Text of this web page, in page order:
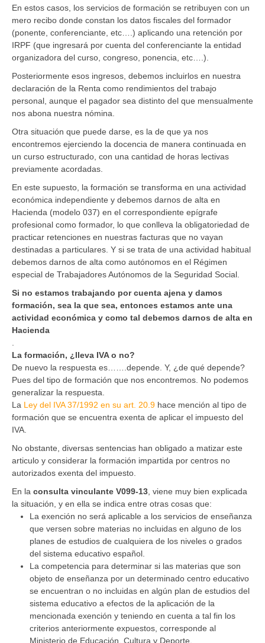
En estos casos, los servicios de formación se retribuyen con un
mero recibo donde constan los datos fiscales del formador
(ponente, conferenciante, etc….) aplicando una retención por
IRPF (que ingresará por cuenta del conferenciante la entidad
organizadora del curso, congreso, ponencia, etc….).
Posteriormente esos ingresos, debemos incluirlos en nuestra
declaración de la Renta como rendimientos del trabajo
personal, aunque el pagador sea distinto del que mensualmente
nos abona nuestra nómina.
Otra situación que puede darse, es la de que ya nos
encontremos ejerciendo la docencia de manera continuada en
un curso estructurado, con una cantidad de horas lectivas
previamente acordadas.
En este supuesto, la formación se transforma en una actividad
económica independiente y debemos darnos de alta en
Hacienda (modelo 037) en el correspondiente epígrafe
profesional como formador, lo que conlleva la obligatoriedad de
practicar retenciones en nuestras facturas que no vayan
destinadas a particulares. Y si se trata de una actividad habitual
debemos darnos de alta como autónomos en el Régimen
especial de Trabajadores Autónomos de la Seguridad Social.
Si no estamos trabajando por cuenta ajena y damos
formación, sea la que sea, entonces estamos ante una
actividad económica y como tal debemos darnos de alta en
Hacienda
La formación, ¿lleva IVA o no?
De nuevo la respuesta es…….depende. Y, ¿de qué depende?
Pues del tipo de formación que nos encontremos. No podemos
generalizar la respuesta.
La Ley del IVA 37/1992 en su art. 20.9 hace mención al tipo de
formación que se encuentra exenta de aplicar el impuesto del
IVA.
No obstante, diversas sentencias han obligado a matizar este
articulo y considerar la formación impartida por centros no
autorizados exenta del impuesto.
En la consulta vinculante V099-13 , viene muy bien explicada
la situación, y en ella se indica entre otras cosas que:
La exención no será aplicable a los servicios de enseñanza
que versen sobre materias no incluidas en alguno de los
planes de estudios de cualquiera de los niveles o grados
del sistema educativo español.
La competencia para determinar si las materias que son
objeto de enseñanza por un determinado centro educativo
se encuentran o no incluidas en algún plan de estudios del
sistema educativo a efectos de la aplicación de la
mencionada exención y teniendo en cuenta a tal fin los
criterios anteriormente expuestos, corresponde al
Ministerio de Educación, Cultura y Deporte.